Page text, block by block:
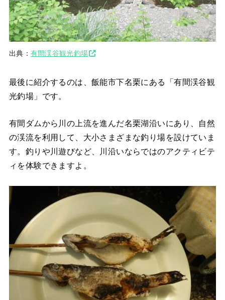
出典： 有間渓谷観光釣場
最後に紹介するのは、飯能市下名栗にある「有間渓谷観
光釣場」です。
有間ダムから川の上流を進んだ名栗湖沿いにあり、 自然
の渓流を利用して、大小さまざまな釣り場を設けていま
す。釣りや川遊びなど、川沿いならではのアクティビテ
ィを体験できますよ。